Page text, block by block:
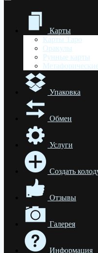
Карты
Карты Таро
Оракулы
Рунные карты
Упаковка
Обмен
Услуги
Создать
Отзывы
Галерея
Информация